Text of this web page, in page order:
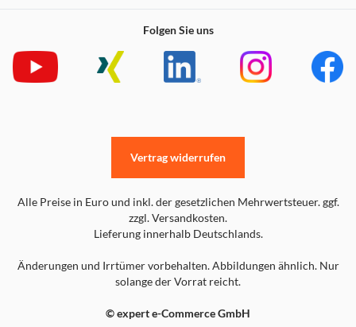
Folgen Sie uns
Alle Preise in Euro und inkl. der gesetzlichen Mehrwertsteuer. ggf.
zzgl. Versandkosten.
Lieferung innerhalb Deutschlands.
Änderungen und Irrtümer vorbehalten. Abbildungen ähnlich. Nur
solange der Vorrat reicht.
© expert e-Commerce GmbH
Vertrag widerrufen